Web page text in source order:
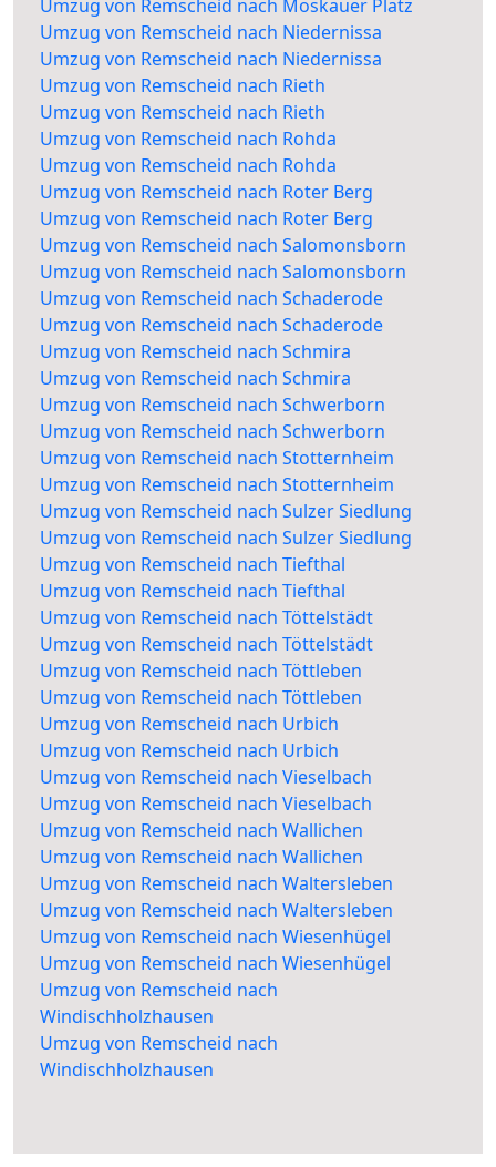
Umzug von Remscheid nach Moskauer Platz
Umzug von Remscheid nach Niedernissa
Umzug von Remscheid nach Niedernissa
Umzug von Remscheid nach Rieth
Umzug von Remscheid nach Rieth
Umzug von Remscheid nach Rohda
Umzug von Remscheid nach Rohda
Umzug von Remscheid nach Roter Berg
Umzug von Remscheid nach Roter Berg
Umzug von Remscheid nach Salomonsborn
Umzug von Remscheid nach Salomonsborn
Umzug von Remscheid nach Schaderode
Umzug von Remscheid nach Schaderode
Umzug von Remscheid nach Schmira
Umzug von Remscheid nach Schmira
Umzug von Remscheid nach Schwerborn
Umzug von Remscheid nach Schwerborn
Umzug von Remscheid nach Stotternheim
Umzug von Remscheid nach Stotternheim
Umzug von Remscheid nach Sulzer Siedlung
Umzug von Remscheid nach Sulzer Siedlung
Umzug von Remscheid nach Tiefthal
Umzug von Remscheid nach Tiefthal
Umzug von Remscheid nach Töttelstädt
Umzug von Remscheid nach Töttelstädt
Umzug von Remscheid nach Töttleben
Umzug von Remscheid nach Töttleben
Umzug von Remscheid nach Urbich
Umzug von Remscheid nach Urbich
Umzug von Remscheid nach Vieselbach
Umzug von Remscheid nach Vieselbach
Umzug von Remscheid nach Wallichen
Umzug von Remscheid nach Wallichen
Umzug von Remscheid nach Waltersleben
Umzug von Remscheid nach Waltersleben
Umzug von Remscheid nach Wiesenhügel
Umzug von Remscheid nach Wiesenhügel
Umzug von Remscheid nach
Windischholzhausen
Umzug von Remscheid nach
Windischholzhausen